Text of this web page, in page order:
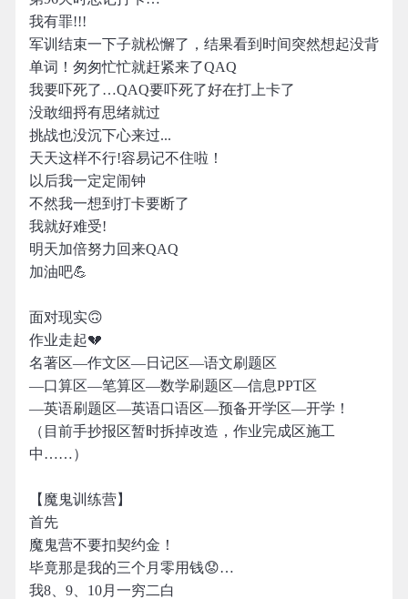
我有罪!!!
军训结束一下子就松懈了，结果看到时间突然想起没背
单词！匆匆忙忙就赶紧来了QAQ
我要吓死了…QAQ要吓死了好在打上卡了
没敢细捋有思绪就过
挑战也没沉下心来过...
天天这样不行!容易记不住啦！
以后我一定定闹钟
不然我一想到打卡要断了
我就好难受!
明天加倍努力回来QAQ
加油吧💪
面对现实🙃
作业走起💔
名著区—作文区—日记区—语文刷题区
—口算区—笔算区—数学刷题区—信息PPT区
—英语刷题区—英语口语区—预备开学区—开学！
（目前手抄报区暂时拆掉改造，作业完成区施工
中……）
【魔鬼训练营】
首先
魔鬼营不要扣契约金！
毕竟那是我的三个月零用钱😟…
我8、9、10月一穷二白